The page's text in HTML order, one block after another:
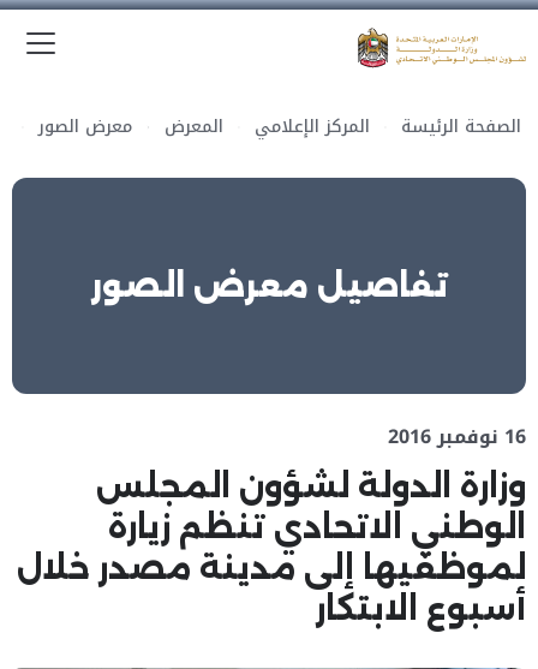
الصفحة الرئيسة المركز الإعلامي المعرض معرض الصور
تفاصيل معرض الصور
16 نوفمبر 2016
وزارة الدولة لشؤون المجلس
الوطني الاتحادي تنظم زيارة
لموظفيها إلى مدينة مصدر خلال
أسبوع الابتكار